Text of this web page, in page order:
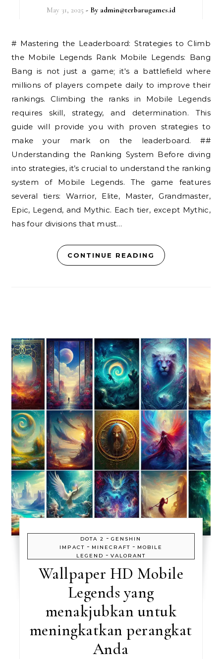
May 31, 2025 - By admin@terbarugames.id
# Mastering the Leaderboard: Strategies to Climb
the Mobile Legends Rank Mobile Legends: Bang
Bang is not just a game; it's a battlefield where
millions of players compete daily to improve their
rankings. Climbing the ranks in Mobile Legends
requires skill, strategy, and determination. This
guide will provide you with proven strategies to
make your mark on the leaderboard. ##
Understanding the Ranking System Before diving
into strategies, it’s crucial to understand the ranking
system of Mobile Legends. The game features
several tiers: Warrior, Elite, Master, Grandmaster,
Epic, Legend, and Mythic. Each tier, except Mythic,
has four divisions that must…
CONTINUE READING
DOTA 2 -GENSHIN
IMPACT - MINECRAFT - MOBILE
LEGEND - VALORANT
Wallpaper HD Mobile
Legends yang
menakjubkan untuk
meningkatkan perangkat
Anda